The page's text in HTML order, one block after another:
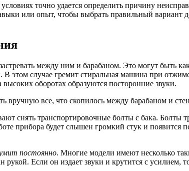
точно удается определить причину
или опыт, чтобы выбрать правильный вариант
между ним и барабаном. Это могут быть
этом случае гремит стиральная машина при
оборотах образуются посторонние звуки.
вручную все, что скопилось между барабаном и
снять транспортировочные болты с бака. Болты
прибора будет слышен громкий стук и появится
постоянно. Многие модели имеют несколько
рукой. Если он издает звуки и крутится с усилием,